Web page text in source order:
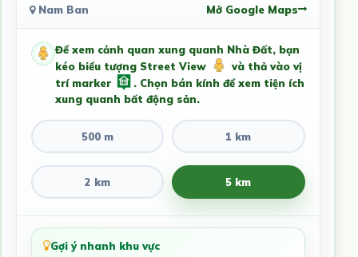
Nam Ban Mở Google Maps
Để xem cảnh quan xung quanh Nhà Đất, bạn
kéo biểu tượng Street View
và thả vào vị
trí marker
. Chọn bán kính để xem tiện ích
xung quanh bất động sản.
500 m 1 km
2 km 5 km
Gợi ý nhanh khu vực